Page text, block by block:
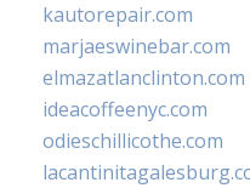
kautorepair.com
marjaeswinebar.com
elmazatlanclinton.com
ideacoffeenyc.com
odieschillicothe.com